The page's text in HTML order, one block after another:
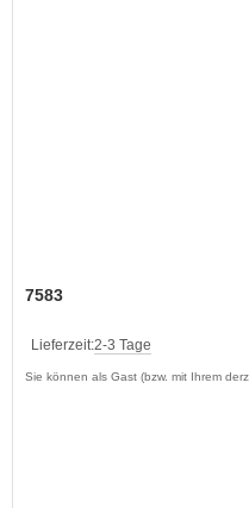
7583
Lieferzeit:2-3 Tage
Sie können als Gast (bzw. mit Ihrem